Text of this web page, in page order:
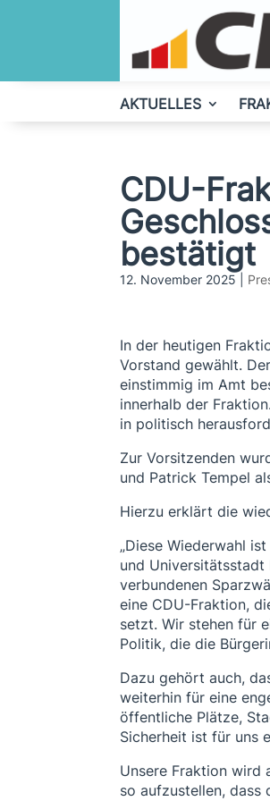
AKTUELLES
CDU-
bestätigt
12. November 2025
In der heutigen
Vorstand gewählt.
einstimmig im Amt
innerhalb der
in politisch
Zur Vorsitzenden
und Patrick Tempel
Hierzu erklärt die
„Diese Wiederwahl
und
verbundenen
eine CDU-Fraktion,
setzt. Wir stehen für
Politik, die die
Dazu gehört auch,
weiterhin für eine
öffentliche Plätze,
Sicherheit ist für uns
Unsere Fraktion wird
so aufzustellen, dass